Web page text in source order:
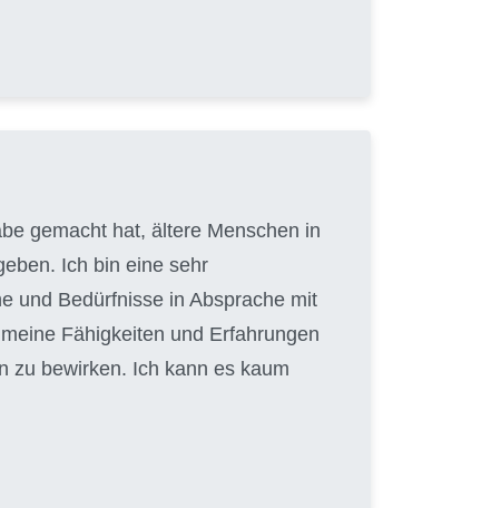
gemacht hat, ältere Menschen in
Ich bin eine sehr
und Bedürfnisse in Absprache mit
Fähigkeiten und Erfahrungen
zu bewirken. Ich kann es kaum